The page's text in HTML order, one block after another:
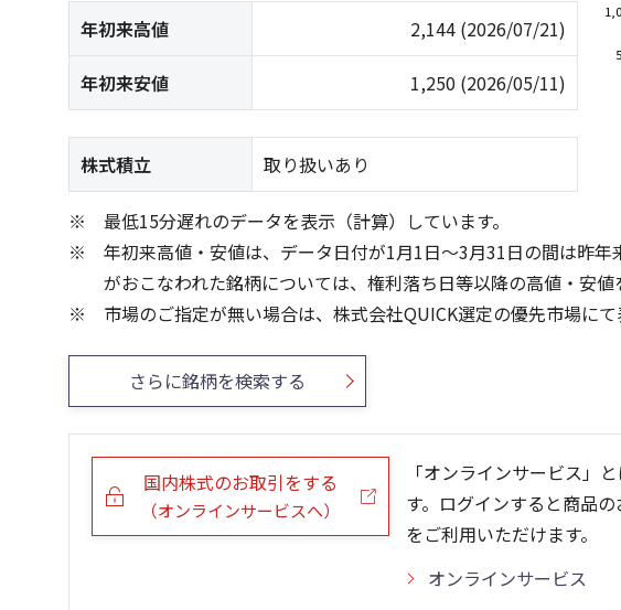
年初来高値 2,144 (2026/07/21)
年初来安値 1,250 (2026/05/11)
株式積立 取り扱いあり
200
200
最低15分遅れのデータを表示（計算）しています。
年初来高値・安値は、データ日付が1月1日～3月31日の間は昨
がおこなわれた銘柄については、権利落ち日等以降の高値・安値
市場のご指定が無い場合は、株式会社QUICK選定の優先市場にて
さらに銘柄を検索する
国内株式のお取引をする
（オンラインサービスへ）
「オンラインサービス」
す。ログインすると商品
をご利用いただけます。
オンラインサービス